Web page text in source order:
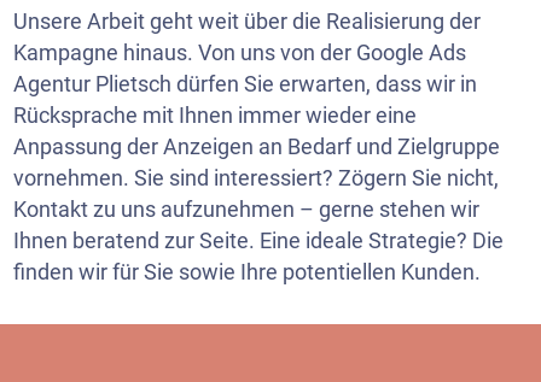
Unsere Arbeit geht weit über die Realisierung der
Kampagne hinaus. Von uns von der Google Ads
Agentur Plietsch dürfen Sie erwarten, dass wir in
Rücksprache mit Ihnen immer wieder eine
Anpassung der Anzeigen an Bedarf und Zielgruppe
vornehmen. Sie sind interessiert? Zögern Sie nicht,
Kontakt zu uns aufzunehmen – gerne stehen wir
Ihnen beratend zur Seite. Eine ideale Strategie? Die
finden wir für Sie sowie Ihre potentiellen Kunden.